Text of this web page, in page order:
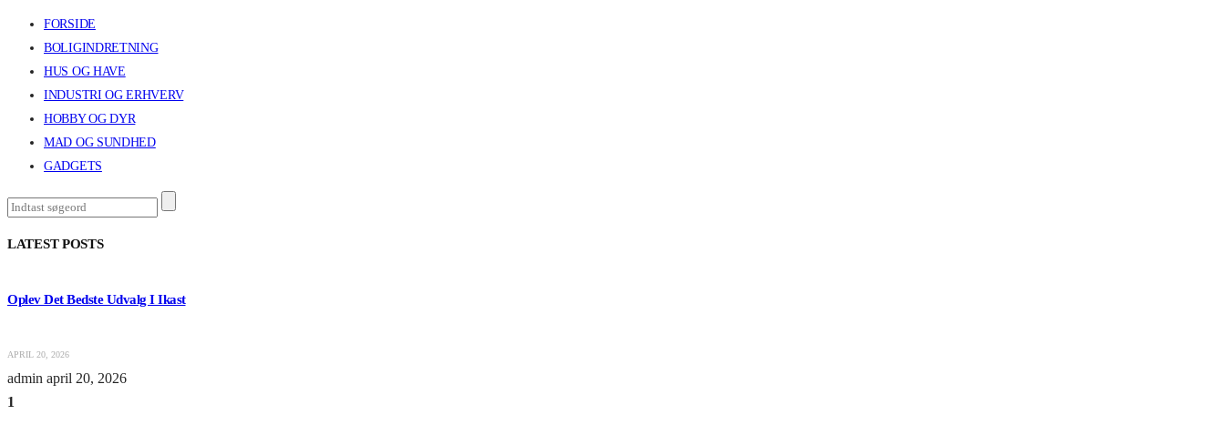
FORSIDE
BOLIGINDRETNING
HUS OG HAVE
INDUSTRI OG ERHVERV
HOBBY OG DYR
MAD OG SUNDHED
GADGETS
LATEST POSTS
Oplev Det Bedste Udvalg I Ikast
APRIL 20, 2026
admin april 20, 2026
1